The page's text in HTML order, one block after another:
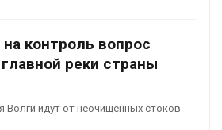
контроль вопрос
реки страны
Волги идут от неочищенных стоков